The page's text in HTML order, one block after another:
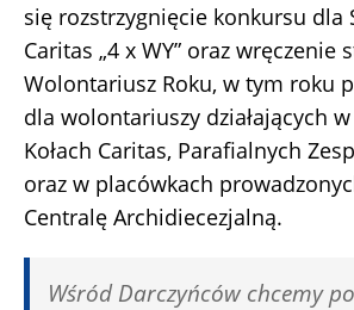
się rozstrzygnięcie konkursu dla
Caritas „4 x WY” oraz wręczenie
Wolontariusz Roku, w tym roku
dla wolontariuszy działających
Kołach Caritas, Parafialnych
oraz w placówkach
Centralę Archidiecezjalną.
Wśród Darczyńców chcemy